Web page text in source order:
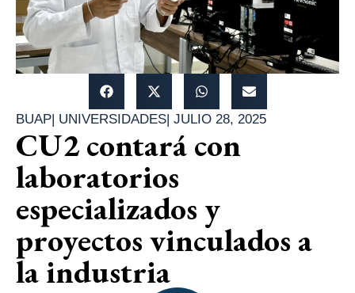
BUAP| UNIVERSIDADES| JULIO 28, 2025
CU2 contará con
laboratorios
especializados y
proyectos vinculados a
la industria